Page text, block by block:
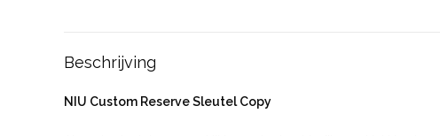
Beschrijving
NIU Custom Reserve Sleutel Copy